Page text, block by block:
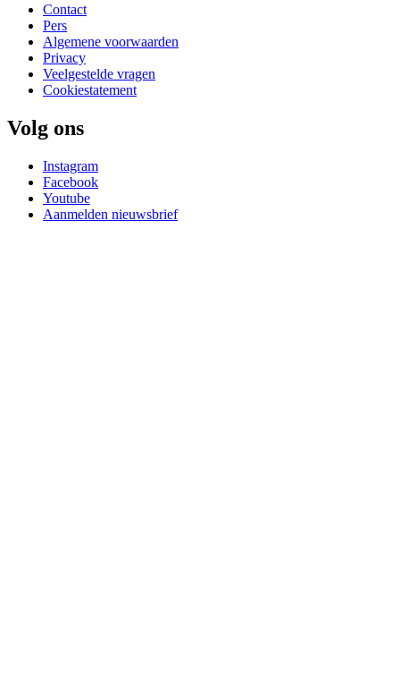
Contact
Pers
Algemene voorwaarden
Privacy
Veelgestelde vragen
Cookiestatement
Volg ons
Instagram
Facebook
Youtube
Aanmelden nieuwsbrief